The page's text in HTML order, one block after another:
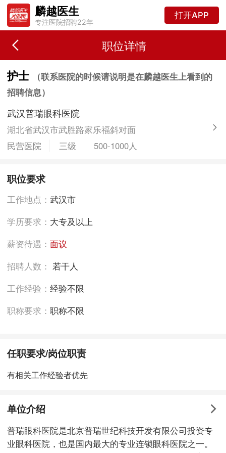
麟越医生
专注医院招聘22年
打开APP
职位详情
护士
（联系医院的时候请说明是在麟越医生上看到的
招聘信息）
武汉普瑞眼科医院
湖北省武汉市武胜路家乐福斜对面
民营医院
三级 500-1000人
职位要求
工作地点：武汉市
学历要求： 大专及以上
薪资待遇：面议
招聘人数：若干人
工作经验：经验不限
职称要求：职称不限
任职要求/岗位职责
有相关工作经验者优先
单位介绍
普瑞眼科医院是北京普瑞世纪科技开发有限公司投资专
业眼科医院，也是国内最大的专业连锁眼科医院之一。